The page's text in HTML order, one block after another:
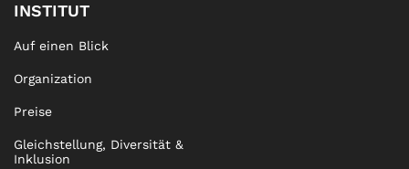
INSTITUT
Auf einen Blick
Organization
Preise
Gleichstellung, Diversität &
Inklusion